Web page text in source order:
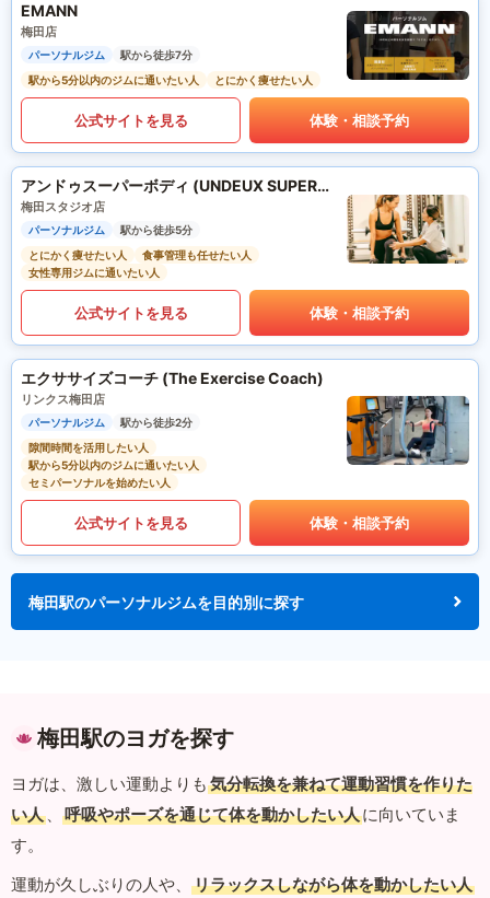
EMANN
梅田店
パーソナルジム
駅から徒歩7分
駅から5分以内のジムに通いたい人
とにかく痩せたい人
公式サイトを見る 体験・相談予約
アンドゥスーパーボディ (UNDEUX SUPERBODY)
梅田スタジオ店
パーソナルジム
駅から徒歩5分
とにかく痩せたい人
食事管理も任せたい人
女性専用ジムに通いたい人
公式サイトを見る 体験・相談予約
エクササイズコーチ (The Exercise Coach)
リンクス梅田店
パーソナルジム
駅から徒歩2分
隙間時間を活用したい人
駅から5分以内のジムに通いたい人
セミパーソナルを始めたい人
公式サイトを見る 体験・相談予約
梅田駅のパーソナルジムを目的別に探す
梅田駅のヨガを探す
ヨガは、激しい運動よりも 気分転換を兼ねて運動習慣を作りた
い人 、 呼吸やポーズを通じて体を動かしたい人に向いていま
す。
運動が久しぶりの人や、
リラックスしながら体を動かしたい人